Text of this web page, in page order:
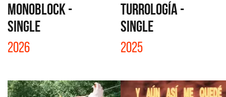
MONOBLOCK -
SINGLE
2026
TURROLOGÍA -
SINGLE
2025